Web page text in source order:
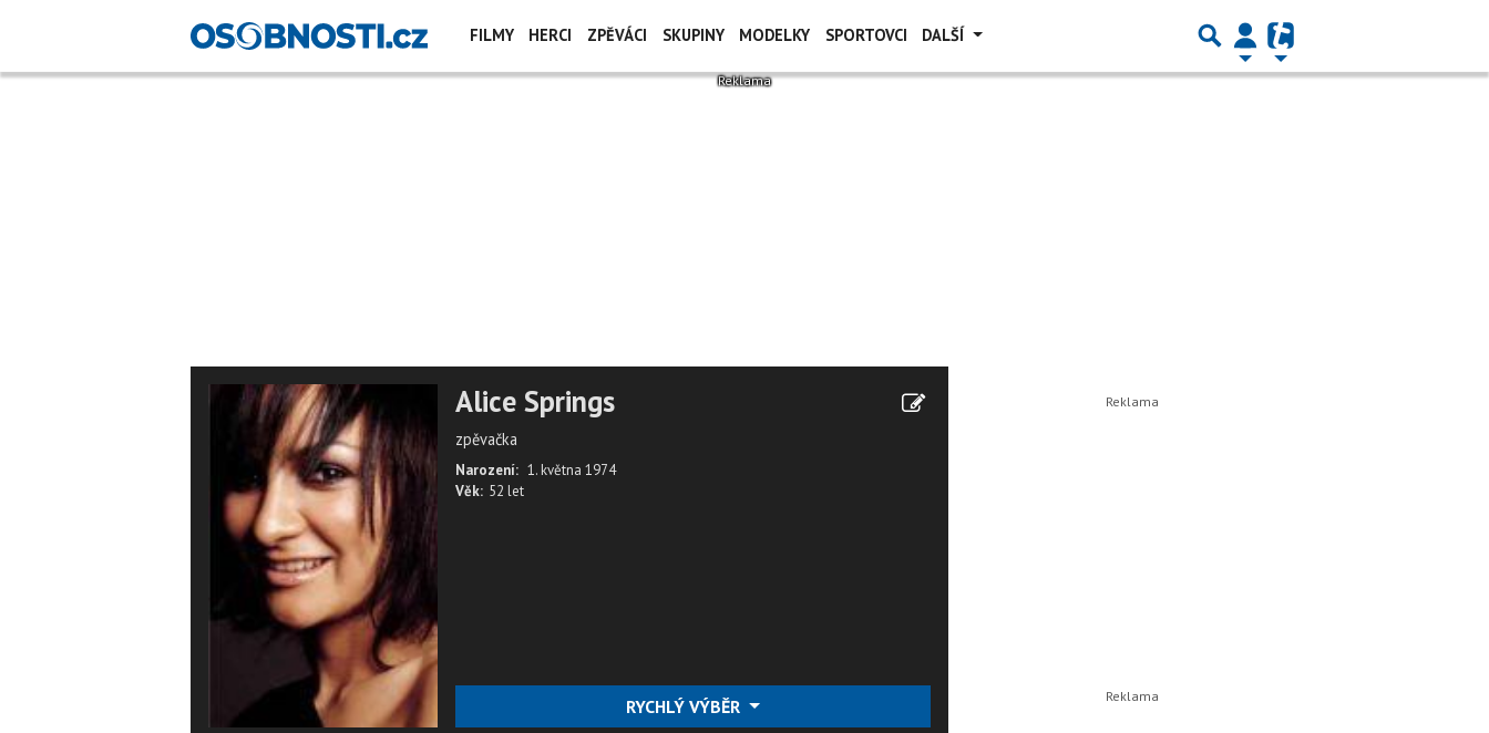
FILMY HERCI ZPĚVÁCI SKUPINY MODELKY SPORTOVCI DALŠÍ
Alice Springs
zpěvačka
Narození: 1. května 1974
Věk: 52 let
RYCHLÝ VÝBĚR